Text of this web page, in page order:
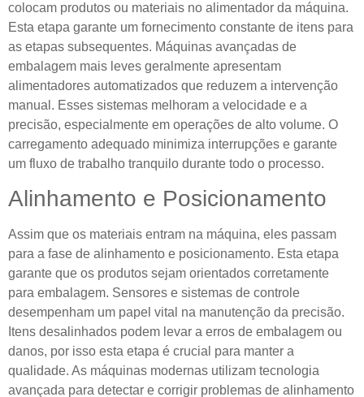
colocam produtos ou materiais no alimentador da máquina.
Esta etapa garante um fornecimento constante de itens para
as etapas subsequentes. Máquinas avançadas de
embalagem mais leves geralmente apresentam
alimentadores automatizados que reduzem a intervenção
manual. Esses sistemas melhoram a velocidade e a
precisão, especialmente em operações de alto volume. O
carregamento adequado minimiza interrupções e garante
um fluxo de trabalho tranquilo durante todo o processo.
Alinhamento e Posicionamento
Assim que os materiais entram na máquina, eles passam
para a fase de alinhamento e posicionamento. Esta etapa
garante que os produtos sejam orientados corretamente
para embalagem. Sensores e sistemas de controle
desempenham um papel vital na manutenção da precisão.
Itens desalinhados podem levar a erros de embalagem ou
danos, por isso esta etapa é crucial para manter a
qualidade. As máquinas modernas utilizam tecnologia
avançada para detectar e corrigir problemas de alinhamento